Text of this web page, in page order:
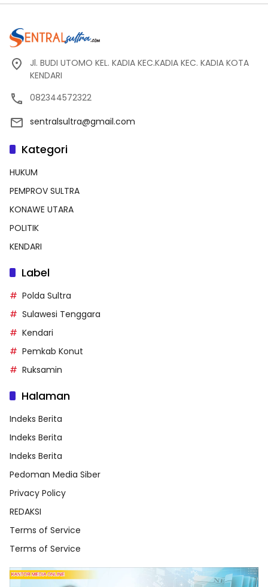
Jl. BUDI UTOMO KEL. KADIA KEC.KADIA KEC. KADIA KOTA
KENDARI
082344572322
sentralsultra@gmail.com
Kategori
HUKUM
PEMPROV SULTRA
KONAWE UTARA
POLITIK
KENDARI
Label
Polda Sultra
Sulawesi Tenggara
Kendari
Pemkab Konut
Ruksamin
Halaman
Indeks Berita
Indeks Berita
Indeks Berita
Pedoman Media Siber
Privacy Policy
REDAKSI
Terms of Service
Terms of Service